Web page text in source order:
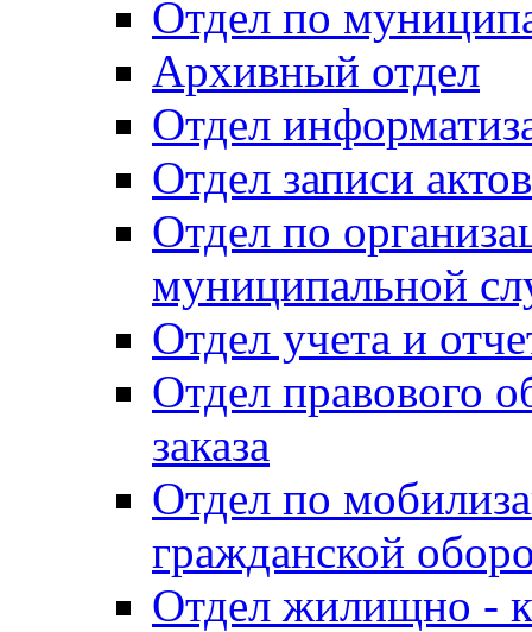
Отдел по
Архивный отдел
Отдел
Отдел записи
Отдел по
муниципальной
Отдел учета и
Отдел правового
заказа
Отдел по
гражданской
Отдел жилищно -